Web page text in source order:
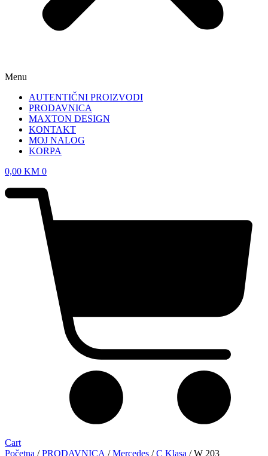
Menu
AUTENTIČNI PROIZVODI
PRODAVNICA
MAXTON DESIGN
KONTAKT
MOJ NALOG
KORPA
0,00 KM 0
Cart
Početna /PRODAVNICA /Mercedes /C Klasa / W 203